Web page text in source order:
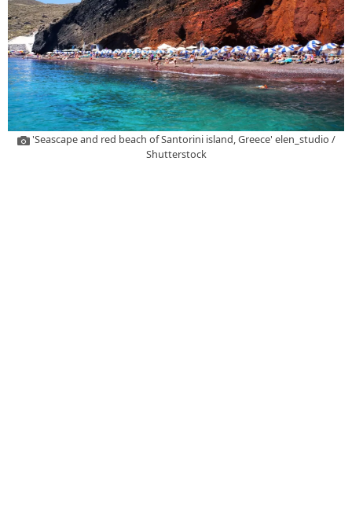
'Seascape and red beach of Santorini island, Greece' elen_studio /
Shutterstock